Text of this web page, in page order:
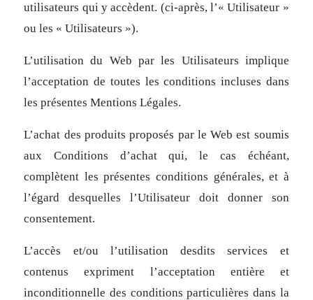
utilisateurs qui y accèdent. (ci-après, l’« Utilisateur »
ou les « Utilisateurs »).
L’utilisation du Web par les Utilisateurs implique
l’acceptation de toutes les conditions incluses dans
les présentes Mentions Légales.
L’achat des produits proposés par le Web est soumis
aux Conditions d’achat qui, le cas échéant,
complètent les présentes conditions générales, et à
l’égard desquelles l’Utilisateur doit donner son
consentement.
L’accès et/ou l’utilisation desdits services et
contenus expriment l’acceptation entière et
inconditionnelle des conditions particulières dans la